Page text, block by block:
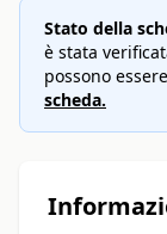
Stato della
è stata
possono
scheda.